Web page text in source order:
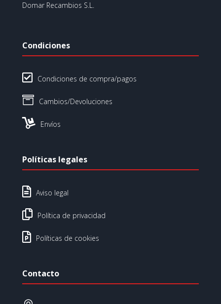
Domar Recambios S.L.
Condiciones
 Condiciones de compra/pagos
 Cambios/Devoluciones
 Envíos
Políticas legales
 Aviso legal
 Política de privacidad
 Políticas de cookies
Contacto